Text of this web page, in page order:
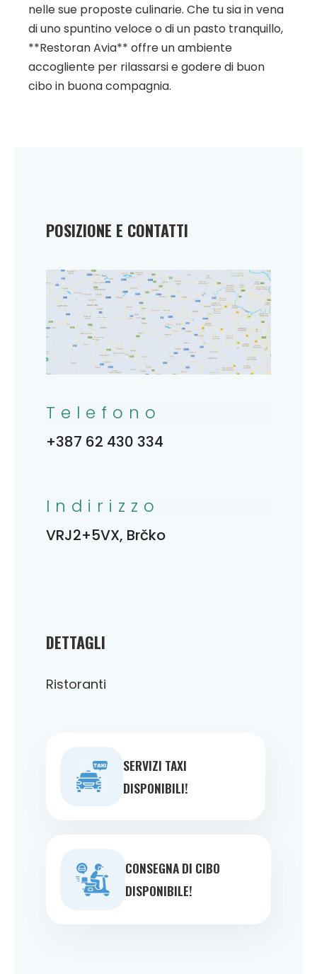
nelle sue proposte culinarie. Che tu sia in vena
di uno spuntino veloce o di un pasto tranquillo,
**Restoran Avia** offre un ambiente
accogliente per rilassarsi e godere di buon
cibo in buona compagnia.
DETTAGLI
Ristoranti
SERVIZI TAXI
DISPONIBILI!
CONSEGNA DI CIBO
DISPONIBILE!
POSIZIONE E CONTATTI
Telefono
+387 62 430 334
Indirizzo
VRJ2+5VX, Brčko